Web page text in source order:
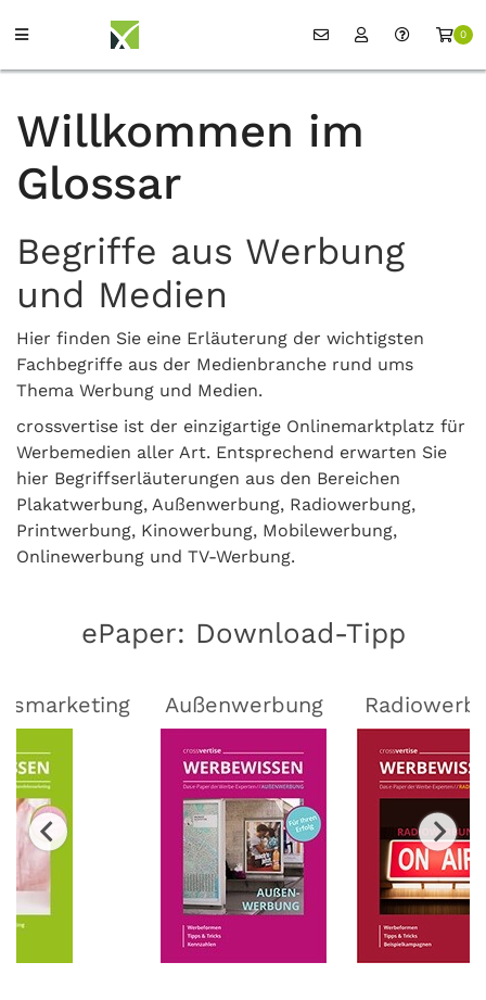
0
Willkommen im
Glossar
Begriffe aus Werbung
und Medien
Hier finden Sie eine Erläuterung der wichtigsten
Fachbegriffe aus der Medienbranche rund ums
Thema Werbung und Medien.
crossvertise ist der einzigartige Onlinemarktplatz für
Werbemedien aller Art. Entsprechend erwarten Sie
hier Begriffserläuterungen aus den Bereichen
Plakatwerbung, Außenwerbung, Radiowerbung,
Printwerbung, Kinowerbung, Mobilewerbung,
Onlinewerbung und TV-Werbung.
ePaper: Download-Tipp
Außenwerbung